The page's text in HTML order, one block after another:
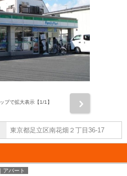
プで拡大表示【1/1】
東京都足立区南花畑２丁目36-17
アパート